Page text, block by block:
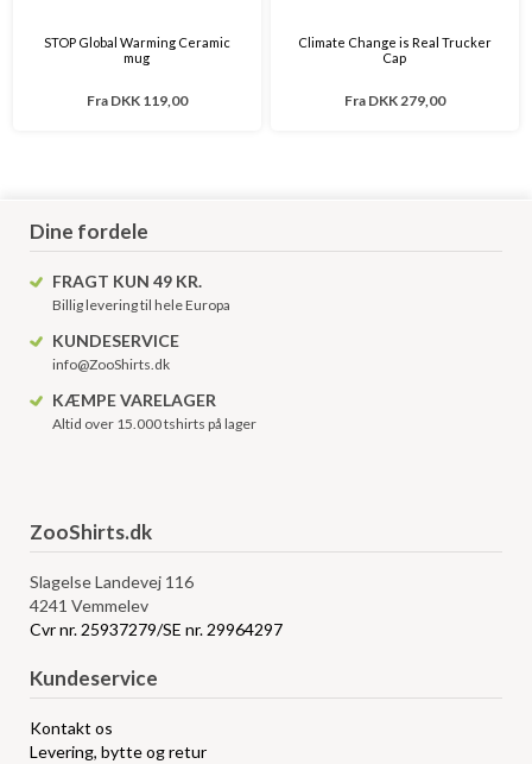
STOP Global Warming Ceramic
mug
Fra DKK 119,00
Climate Change is Real Trucker
Cap
Fra DKK 279,00
Dine fordele
FRAGT KUN 49 KR.
Billig levering til hele Europa
KUNDESERVICE
info@ZooShirts.dk
KÆMPE VARELAGER
Altid over 15.000 tshirts på lager
ZooShirts.dk
Slagelse Landevej 116
4241 Vemmelev
Cvr nr. 25937279/SE nr. 29964297
Kundeservice
Kontakt os
Levering, bytte og retur